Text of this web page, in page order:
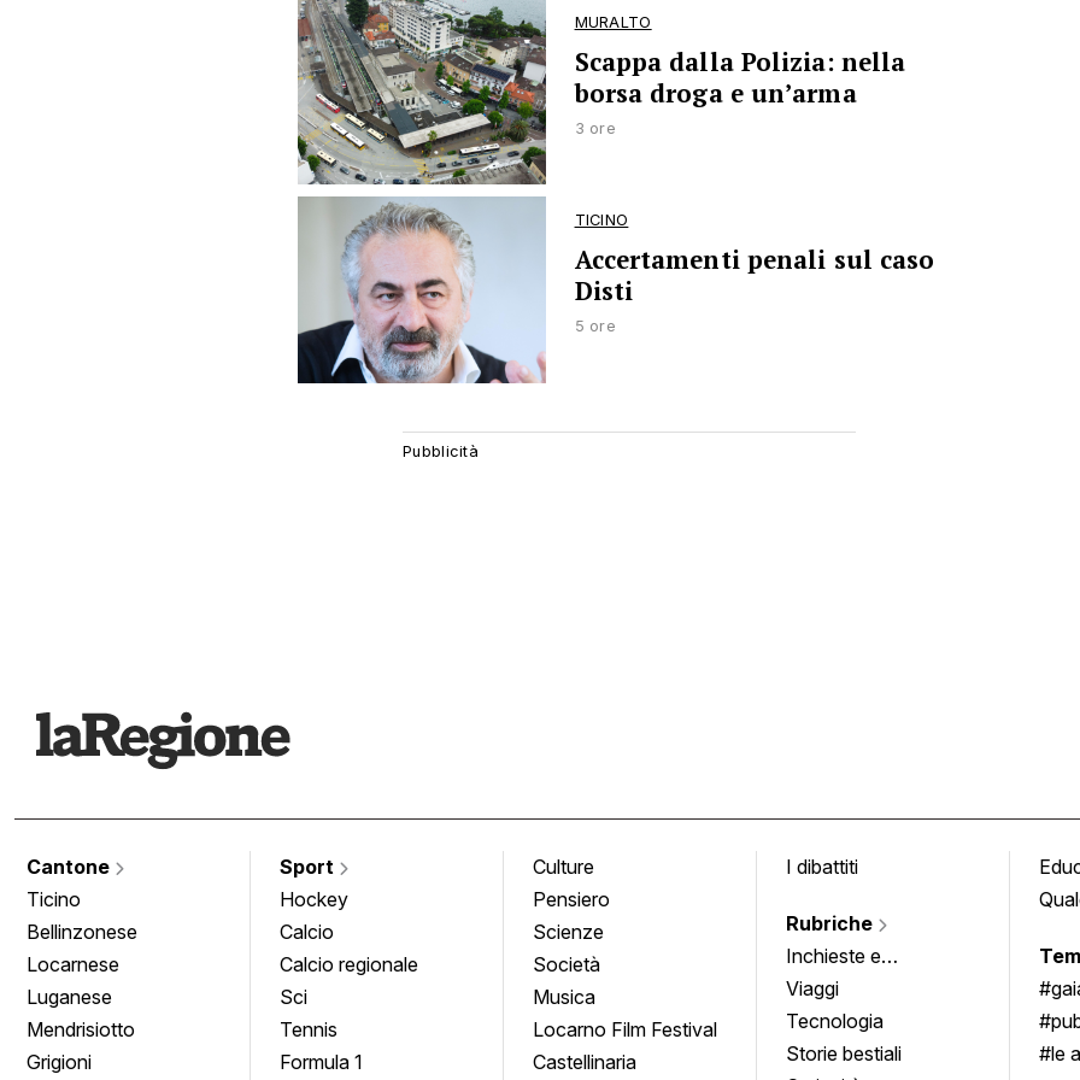
MURALTO
Scappa dalla Polizia: nella
borsa droga e un’arma
3 ore
TICINO
Accertamenti penali sul caso
Disti
5 ore
Cantone
Ticino
Bellinzonese
Locarnese
Luganese
Mendrisiotto
Grigioni
Sport
Hockey
Calcio
Calcio regionale
Sci
Tennis
Formula 1
Culture
Pensiero
Scienze
Società
Musica
Locarno Film Festival
Castellinaria
I dibattiti
Rubriche
Inchieste e
approfondimenti
Viaggi
Tecnologia
Storie bestiali
#le